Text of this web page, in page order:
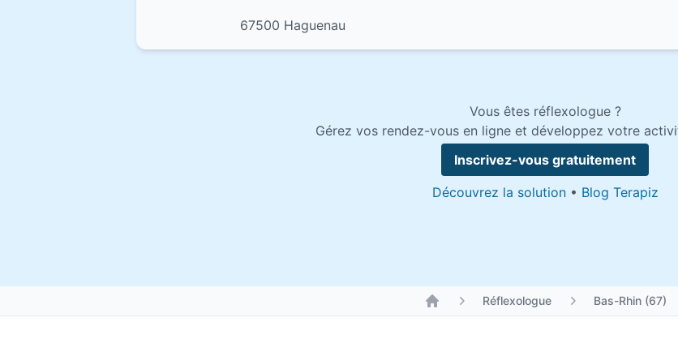
67500 Haguenau
Vous êtes réflexologue ?
Gérez vos rendez-vous en ligne et développez votre
Inscrivez-vous gratuitement
Découvrez la solution• Blog Terapiz
Réflexologue Bas-Rhin (67)